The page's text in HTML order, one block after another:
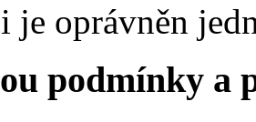
je oprávněn
podmínky a